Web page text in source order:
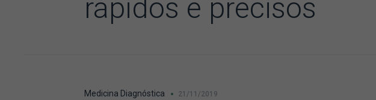
rápidos e precisos
Medicina Diagnóstica 21/11/2019